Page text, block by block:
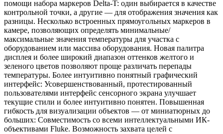
помощи набора маркеров Delta-T: один выбирается в качестве
контрольной точки, а другие — для отображения значения как
разницы. Несколько встроенных прямоугольных маркеров в
камере, позволяющих определять минимальные/
максимальные значения температуры для участка с
оборудованием или массива оборудования. Новая палитра
дисплея и более широкий диапазон оттенков желтого и
зеленого цветов позволяют проще различать перепады
температуры. Более интуитивно понятный графический
интерфейс: Усовершенствованный, протестированный
пользователями интерфейс сенсорного экрана улучшает
текущие стили и более интуитивно понятен. Повышенная
гибкость для визуализации объектов — от миниатюрных до
больших: Совместимость со всеми интеллектуальными ИК-
объективами Fluke. Возможность захвата целей с